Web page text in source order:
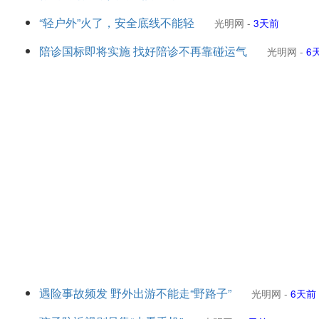
“轻户外”火了，安全底线不能轻 光明网 - 3天前
陪诊国标即将实施 找好陪诊不再靠碰运气 光明网 - 6
遇险事故频发 野外出游不能走“野路子” 光明网 - 6天前